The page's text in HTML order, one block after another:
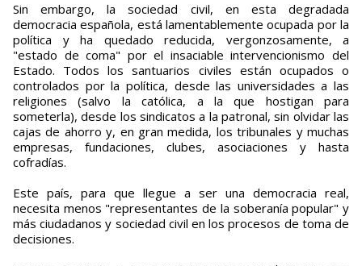
Sin embargo, la sociedad civil, en esta degradada
democracia española, está lamentablemente ocupada por la
política y ha quedado reducida, vergonzosamente, a
"estado de coma" por el insaciable intervencionismo del
Estado. Todos los santuarios civiles están ocupados o
controlados por la política, desde las universidades a las
religiones (salvo la católica, a la que hostigan para
someterla), desde los sindicatos a la patronal, sin olvidar las
cajas de ahorro y, en gran medida, los tribunales y muchas
empresas, fundaciones, clubes, asociaciones y hasta
cofradías.
Este país, para que llegue a ser una democracia real,
necesita menos "representantes de la soberanía popular" y
más ciudadanos y sociedad civil en los procesos de toma de
decisiones.